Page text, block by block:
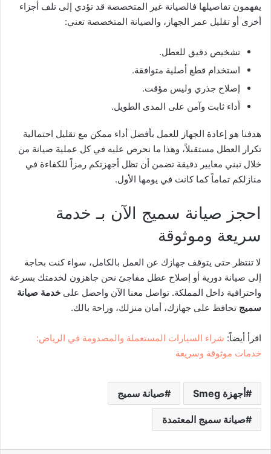
يفهمون تفاصيلها فالصيانة غير المتخصصة قد تؤدي إلى تلف أجزاء
أخرى أو تقليل عمر الجهاز، والصيانة المتخصصة تعني:
تشخيص دقيق للعطل.
استخدام قطع أصلية متوافقة.
إصلاح جذري وليس مؤقت.
أداء ثابت وآمن على المدى الطويل.
هدفنا هو إعادة الجهاز للعمل بأفضل أداء ممكن مع تقليل احتمالية
تكرار العطل مستقبلاً، وهذا ما نحرص عليه في كل عملية صيانة من
خلال تبني معايير دقيقة تضمن أن تظل أجهزتكم رمزاً للكفاءة في
منازلكم تماماً كما كانت في يومها الأول.
احجز صيانة سميج الآن بـ خدمة
سريعة وموثوقة
لا تنتظر حتى يتوقف جهازك عن العمل بالكامل، سواء كنت بحاجة
إلى صيانة دورية أو إصلاح عطل مفاجئ نحن جاهزون لخدمتك بسرعة
واحترافية داخل المملكة. تواصل معنا الآن واحصل على خدمة صيانة
سميج تحافظ على جهازك، أمان منزلك، وراحة بالك.
اقرأ أيضاً: شراء السيارات المستعملة والمصدومة في الرياض:
خدمات موثوقة وسريعة
أجهزة Smeg صيانة سميج
صيانة سميج المعتمدة